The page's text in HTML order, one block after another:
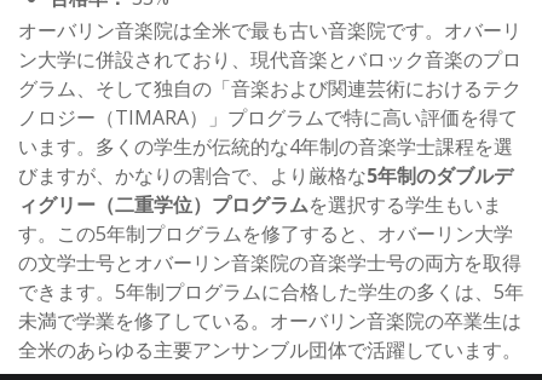
オーバリン音楽院は全米で最も古い音楽院です。オバーリ
ン大学に併設されており、現代音楽とバロック音楽のプロ
グラム、そして独自の「音楽および関連芸術におけるテク
ノロジー（TIMARA）」プログラムで特に高い評価を得て
います。多くの学生が伝統的な4年制の音楽学士課程を選
びますが、かなりの割合で、より厳格な5年制のダブルデ
ィグリー（二重学位）プログラムを選択する学生もいま
す。この5年制プログラムを修了すると、オバーリン大学
の文学士号とオバーリン音楽院の音楽学士号の両方を取得
できます。5年制プログラムに合格した学生の多くは、5年
未満で学業を修了している。オーバリン音楽院の卒業生は
全米のあらゆる主要アンサンブル団体で活躍しています。